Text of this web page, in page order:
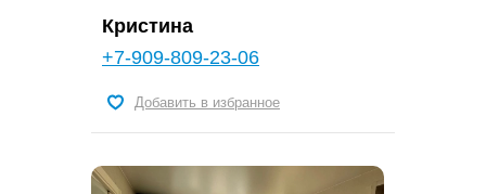
Кристина
+7-909-809-23-06
Добавить в избранное